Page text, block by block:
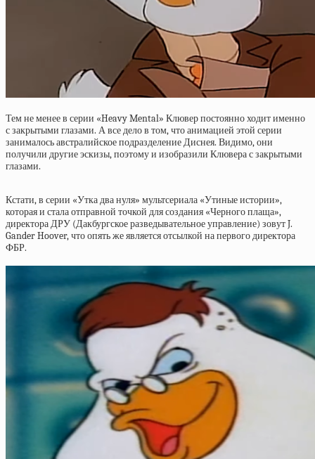
Тем не менее в серии «Heavy Mental» Клювер постоянно ходит именно
с закрытыми глазами. А все дело в том, что анимацией этой серии
занималось австралийское подразделение Диснея. Видимо, они
получили другие эскизы, поэтому и изобразили Клювера с закрытыми
глазами.
Кстати, в серии «Утка два нуля» мультсериала «Утиные истории»,
которая и стала отправной точкой для создания «Черного плаща»,
директора ДРУ (Дакбургское разведывательное управление) зовут J.
Gander Hoover, что опять же является отсылкой на первого директора
ФБР.